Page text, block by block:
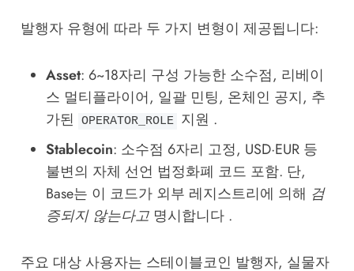
발행자 유형에 따라 두 가지 변형이 제공됩니다:
Asset: 6~18자리 구성 가능한 소수점, 리베이
스 멀티플라이어, 일괄 민팅, 온체인 공지, 추
가된
OPERATOR_ROLE 지원 .
Stablecoin: 소수점 6자리 고정, USD·EUR 등
불변의 자체 선언 법정화폐 코드 포함. 단,
Base는 이 코드가 외부 레지스트리에 의해 검
증되지 않는다고명시합니다 .
주요 대상 사용자는 스테이블코인 발행자, 실물자